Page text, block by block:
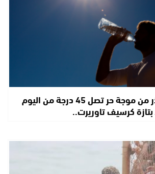
نشرة إنذارية تحذر من موجة حر تصل 45 درجة من اليوم
بتازة كرسيف تاوريرت..